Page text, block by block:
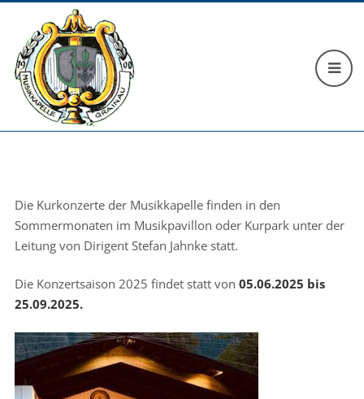
Die Kurkonzerte der Musikkapelle finden in den
Sommermonaten im Musikpavillon oder Kurpark unter der
Leitung von Dirigent Stefan Jahnke statt.
Die Konzertsaison 2025 findet statt von 05.06.2025 bis
25.09.2025.